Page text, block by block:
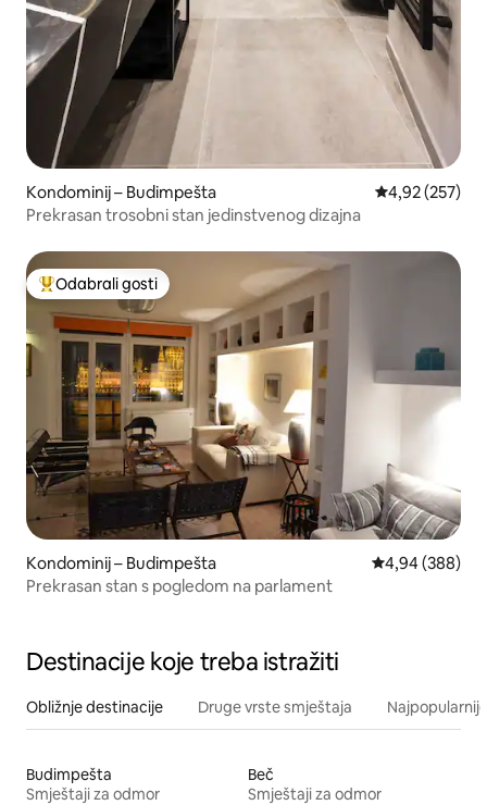
Kondominij – Budimpešta Prosječna
4,92 (257)
Prekrasan trosobni stan jedinstvenog dizajna
Među najviše rangiranima s oznakom „Odabrali gosti”
Odabrali gosti
Kondominij – Budimpešta Prosječna
4,94 (388)
Prekrasan stan s pogledom na parlament
Destinacije koje treba istražiti
Obližnje destinacije Druge vrste smještaja
Budimpešta
Smještaji za odmor
Beč
Smještaji za odmor